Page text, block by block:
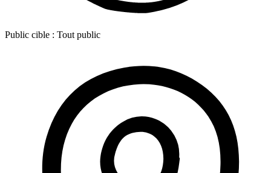
Public cible : Tout public